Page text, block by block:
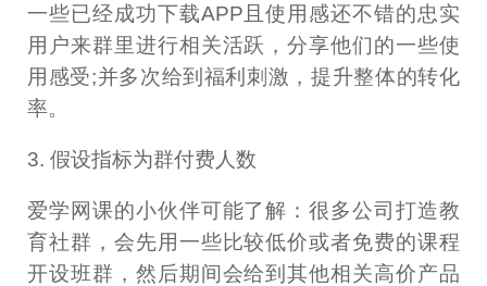
一些已经成功下载APP且使用感还不错的忠实
用户来群里进行相关活跃，分享他们的一些使
用感受;并多次给到福利刺激，提升整体的转化
率。
3. 假设指标为群付费人数
爱学网课的小伙伴可能了解：很多公司打造教
育社群，会先用一些比较低价或者免费的课程
开设班群，然后期间会给到其他相关高价产品